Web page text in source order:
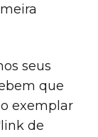
seus
que
exemplar
de